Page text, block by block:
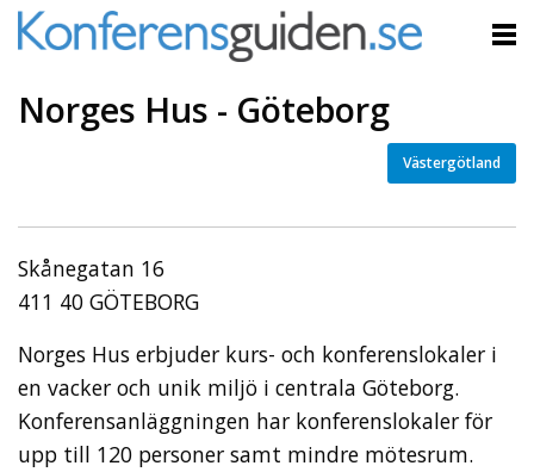
Norges Hus - Göteborg
Västergötland
Skånegatan 16
411 40 GÖTEBORG
Norges Hus erbjuder kurs- och konferenslokaler i
en vacker och unik miljö i centrala Göteborg.
Konferensanläggningen har konferenslokaler för
upp till 120 personer samt mindre mötesrum.